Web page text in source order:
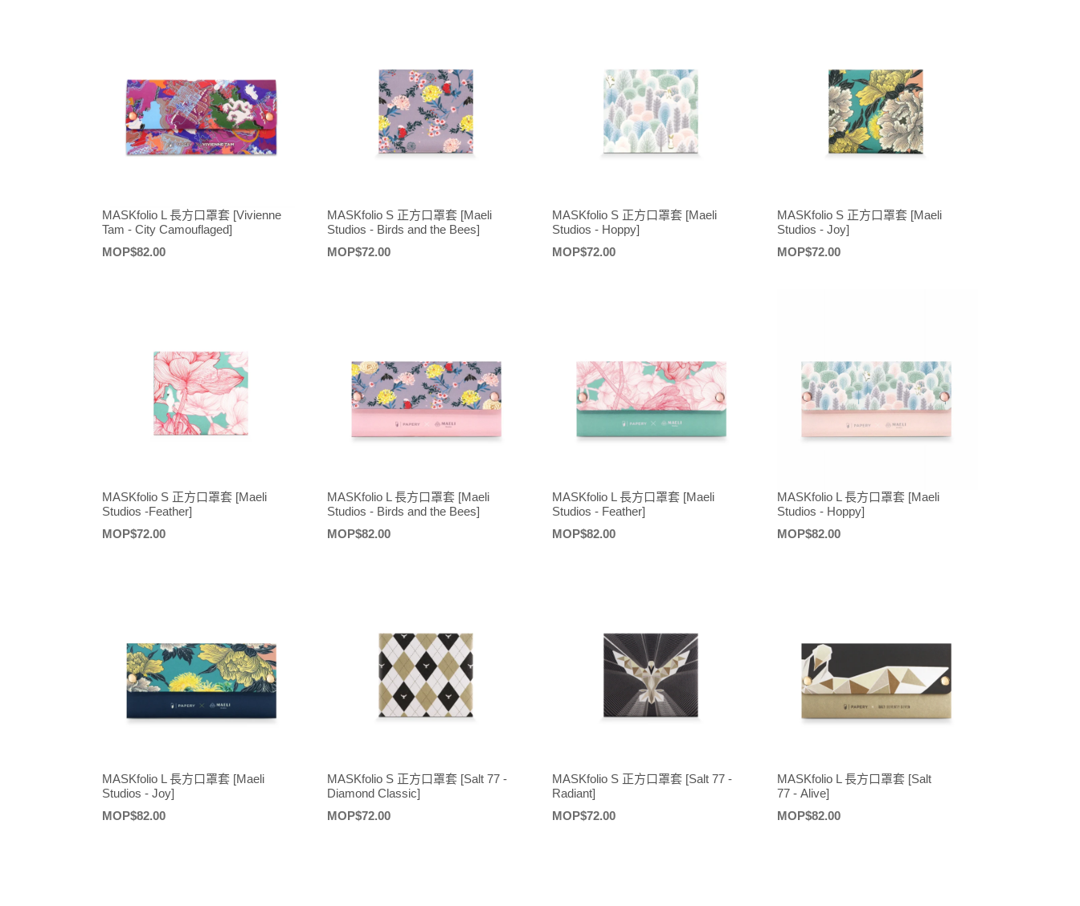
MASKfolio L 長方口罩套 [Vivienne
Tam - City Camouflaged]
定
MOP$82.00
MASKfolio S 正方口罩套 [Maeli
Studios - Birds and the Bees]
定
MOP$72.00
MASKfolio S 正方口罩套 [Maeli
Studios - Hoppy]
定
MOP$72.00
MASKfolio S 正方口罩套 [Maeli
Studios - Joy]
定
MOP$72.00
MASKfolio S 正方口罩套 [Maeli
Studios -Feather]
定
MOP$72.00
MASKfolio L 長方口罩套 [Maeli
Studios - Birds and the Bees]
定
MOP$82.00
MASKfolio L 長方口罩套 [Maeli
Studios - Feather]
定
MOP$82.00
MASKfolio L 長方口罩套 [Maeli
Studios - Hoppy]
定
MOP$82.00
MASKfolio L 長方口罩套 [Maeli
Studios - Joy]
定
MOP$82.00
MASKfolio S 正方口罩套 [Salt 77 -
Diamond Classic]
定
MOP$72.00
MASKfolio S 正方口罩套 [Salt 77 -
Radiant]
定
MOP$72.00
MASKfolio L 長方口罩套 [Salt
77 - Alive]
定
MOP$82.00